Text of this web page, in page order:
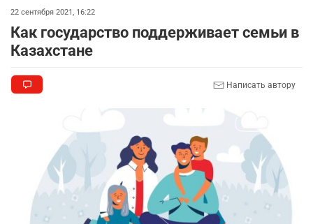
22 сентября 2021, 16:22
Как государство поддерживает семьи в
Казахстане
Написать автору